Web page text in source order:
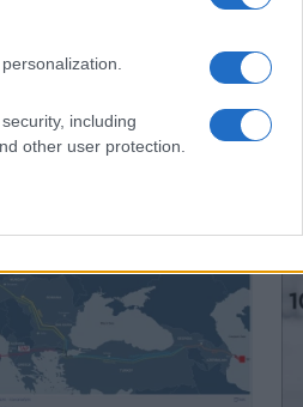
including
other user protection.